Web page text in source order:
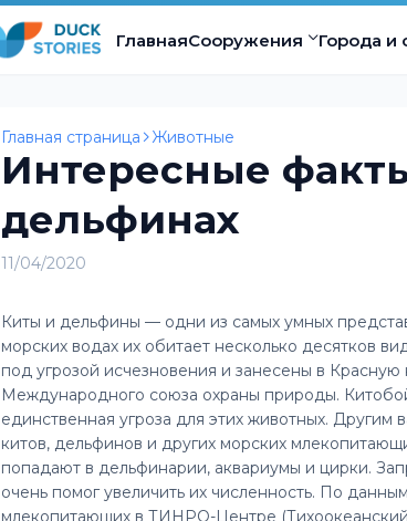
ГлавнаяСооружения Города и
Главная страница Животные
Интересные
дельфинах
11/04/2020
Киты и дельфины — одни из самых умных
морских водах их обитает несколько десятков
под угрозой исчезновения и занесены в Красную
Международного союза охраны природы.
единственная угроза для этих животных.
китов, дельфинов и других морских
попадают в дельфинарии, аквариумы и цирки.
очень помог увеличить их численность. По
млекопитающих в ТИНРО-Центре (Тихоокеанский